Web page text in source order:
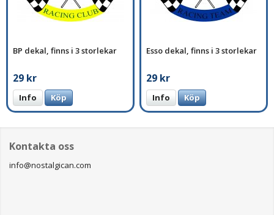
BP dekal, finns i 3 storlekar
29 kr
Info Köp
Esso dekal, finns i 3 storlekar
29 kr
Info Köp
Kontakta oss
info@nostalgican.com